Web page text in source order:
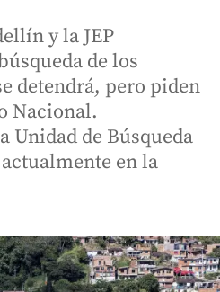
y la JEP
de los
detendrá, pero piden
Nacional.
Unidad de Búsqueda
en la